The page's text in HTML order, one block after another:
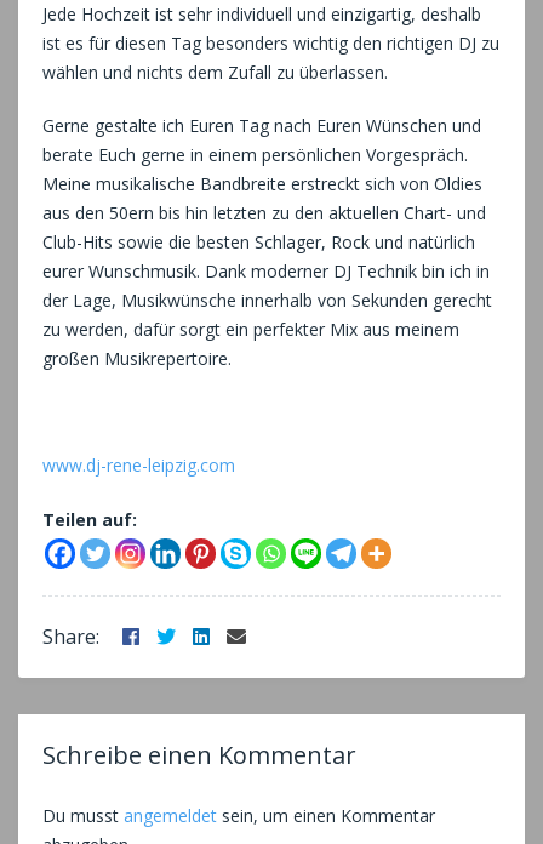
Jede Hochzeit ist sehr individuell und einzigartig, deshalb
ist es für diesen Tag besonders wichtig den richtigen DJ zu
wählen und nichts dem Zufall zu überlassen.
Gerne gestalte ich Euren Tag nach Euren Wünschen und
berate Euch gerne in einem persönlichen Vorgespräch.
Meine musikalische Bandbreite erstreckt sich von Oldies
aus den 50ern bis hin letzten zu den aktuellen Chart- und
Club-Hits sowie die besten Schlager, Rock und natürlich
eurer Wunschmusik. Dank moderner DJ Technik bin ich in
der Lage, Musikwünsche innerhalb von Sekunden gerecht
zu werden, dafür sorgt ein perfekter Mix aus meinem
großen Musikrepertoire.
www.dj-rene-leipzig.com
Teilen auf:
Share: Facebook
TwitterLinkedIn
Email
Schreibe einen Kommentar
Du musst angemeldet sein, um einen Kommentar